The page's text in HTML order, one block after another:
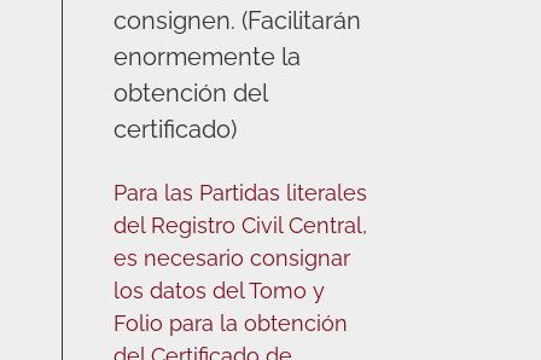
consignen. (Facilitarán
enormemente la
obtención del
certificado)
Para las Partidas literales
del Registro Civil Central,
es necesario consignar
los datos del Tomo y
Folio para la obtención